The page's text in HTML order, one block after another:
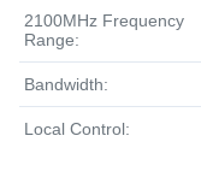
2100MHz Frequency
Range:
Bandwidth:
Local Control: